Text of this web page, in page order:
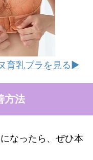
育乳ブラを見る▶︎
方法
なったら、ぜひ本